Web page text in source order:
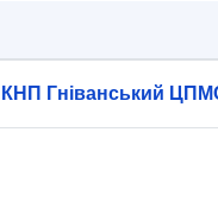
Гніванський